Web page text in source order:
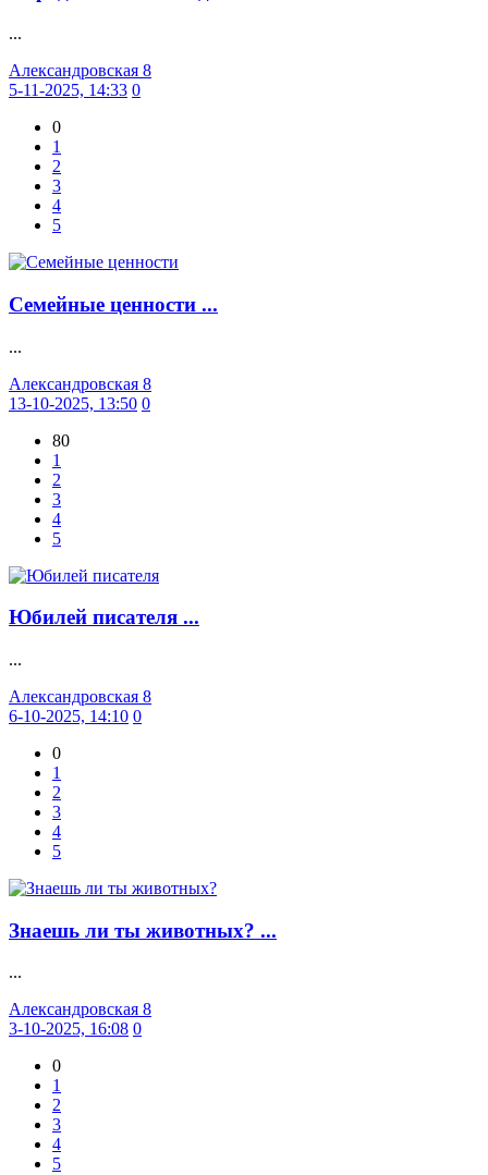
...
Александровская 8
5-11-2025, 14:33 0
0
1
2
3
4
5
Семейные ценности ...
...
Александровская 8
13-10-2025, 13:50 0
80
1
2
3
4
5
Юбилей писателя ...
...
Александровская 8
6-10-2025, 14:10 0
0
1
2
3
4
5
Знаешь ли ты животных? ...
...
Александровская 8
3-10-2025, 16:08 0
0
1
2
3
4
5